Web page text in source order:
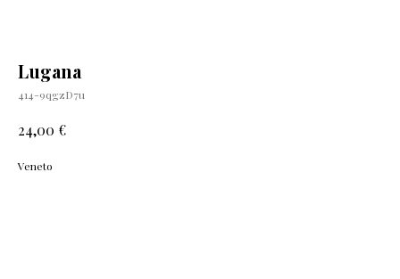
Lugana
414-9qgzD7u
24,00 €
Veneto